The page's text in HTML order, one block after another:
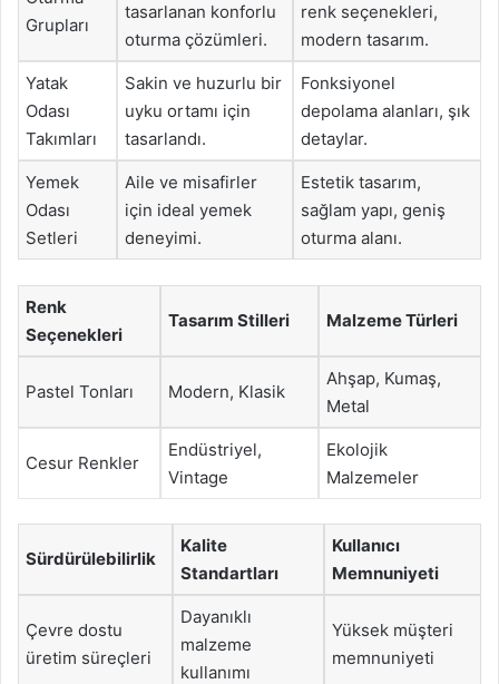
Grupları
tasarlanan konforlu
oturma çözümleri.
renk seçenekleri,
modern tasarım.
Yatak
Odası
Takımları
Sakin ve huzurlu bir
uyku ortamı için
tasarlandı.
Fonksiyonel
depolama alanları, şık
detaylar.
Yemek
Odası
Setleri
Aile ve misafirler
için ideal yemek
deneyimi.
Estetik tasarım,
sağlam yapı, geniş
oturma alanı.
Renk
Seçenekleri
Tasarım Stilleri Malzeme Türleri
Pastel Tonları Modern, Klasik
Ahşap, Kumaş,
Metal
Cesur Renkler
Endüstriyel,
Vintage
Ekolojik
Malzemeler
Sürdürülebilirlik
Kalite
Standartları
Kullanıcı
Memnuniyeti
Çevre dostu
üretim süreçleri
Dayanıklı
malzeme
kullanımı
Yüksek müşteri
memnuniyeti